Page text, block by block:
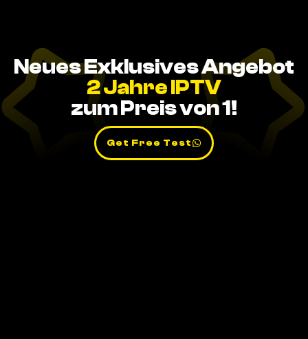
Neues Exklusives Angebot
2 Jahre IPTV
zum Preis von 1!
Get Free Test